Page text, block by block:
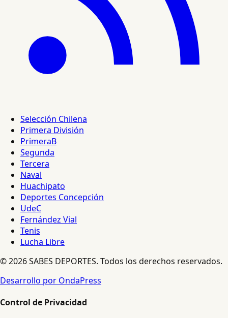
Selección Chilena
Primera División
PrimeraB
Segunda
Tercera
Naval
Huachipato
Deportes Concepción
UdeC
Fernández Vial
Tenis
Lucha Libre
© 2026 SABES DEPORTES. Todos los derechos reservados.
Desarrollo por OndaPress
Control de Privacidad